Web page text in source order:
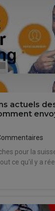
actuels
pour la
ce qu'il y a